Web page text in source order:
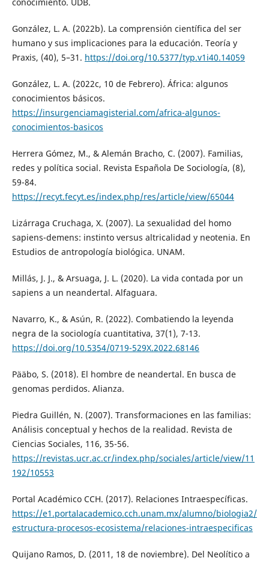
González, L. A. (2022b). La comprensión científica del ser
humano y sus implicaciones para la educación. Teoría y
Praxis, (40), 5–31. https://doi.org/10.5377/typ.v1i40.14059
González, L. A. (2022c, 10 de Febrero). África: algunos
conocimientos básicos.
https://insurgenciamagisterial.com/africa-algunos-
conocimientos-basicos
Herrera Gómez, M., & Alemán Bracho, C. (2007). Familias,
redes y política social. Revista Española De Sociología, (8),
59-84.
https://recyt.fecyt.es/index.php/res/article/view/65044
Lizárraga Cruchaga, X. (2007). La sexualidad del homo
sapiens-demens: instinto versus altricalidad y neotenia. En
Estudios de antropología biológica. UNAM.
Millás, J. J., & Arsuaga, J. L. (2020). La vida contada por un
sapiens a un neandertal. Alfaguara.
Navarro, K., & Asún, R. (2022). Combatiendo la leyenda
negra de la sociología cuantitativa, 37(1), 7-13.
https://doi.org/10.5354/0719-529X.2022.68146
Pääbo, S. (2018). El hombre de neandertal. En busca de
genomas perdidos. Alianza.
Piedra Guillén, N. (2007). Transformaciones en las familias:
Análisis conceptual y hechos de la realidad. Revista de
Ciencias Sociales, 116, 35-56.
https://revistas.ucr.ac.cr/index.php/sociales/article/view/11
192/10553
Portal Académico CCH. (2017). Relaciones Intraespecíficas.
https://e1.portalacademico.cch.unam.mx/alumno/biologia2/
estructura-procesos-ecosistema/relaciones-intraespecificas
Quijano Ramos, D. (2011, 18 de noviembre). Del Neolítico a